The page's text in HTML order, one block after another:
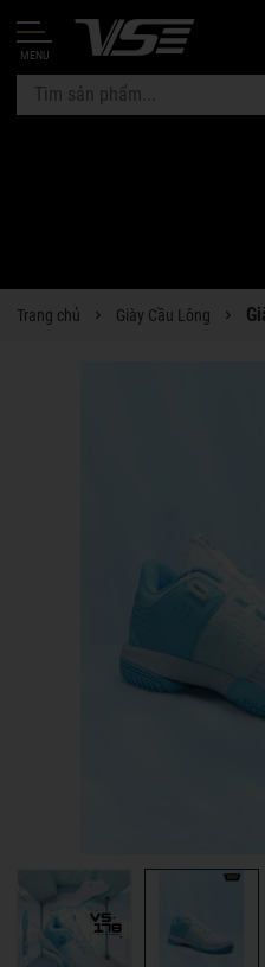
MENU
Trang chủ Giày Cầu Lông